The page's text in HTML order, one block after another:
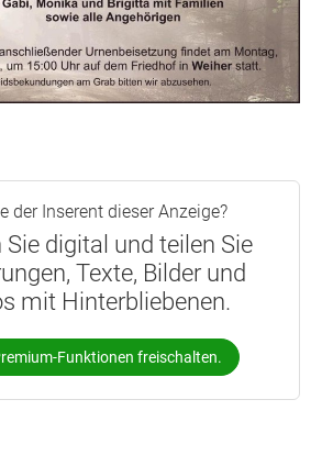
der Inserent dieser Anzeige?
Sie digital und teilen Sie
Texte, Bilder und
mit Hinterbliebenen.
Funktionen freischalten.